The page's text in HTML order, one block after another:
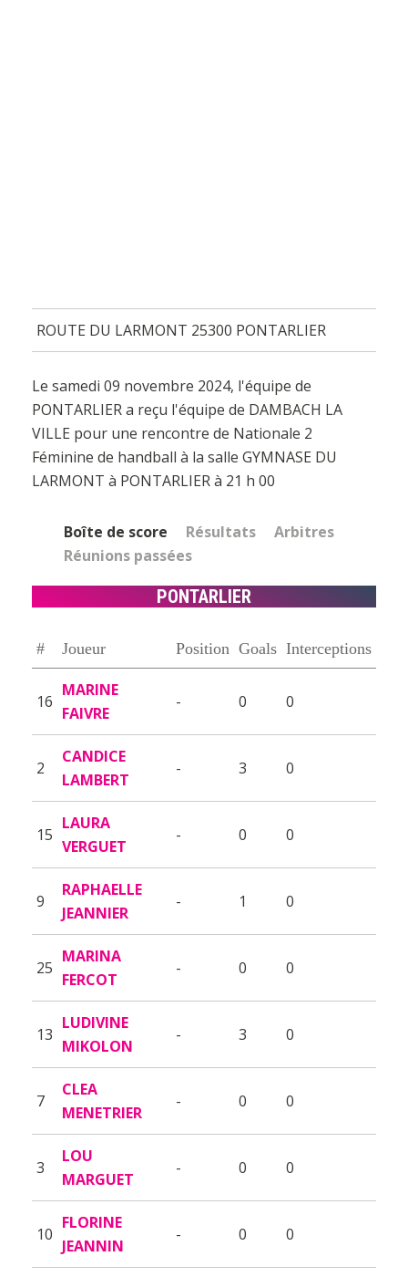
ROUTE DU LARMONT 25300 PONTARLIER
Le samedi 09 novembre 2024, l'équipe de
PONTARLIER a reçu l'équipe de DAMBACH LA
VILLE pour une rencontre de Nationale 2
Féminine de handball à la salle GYMNASE DU
LARMONT à PONTARLIER à 21 h 00
Boîte de score Résultats
Arbitres
Réunions passées
PONTARLIER
# Joueur Position Goals Interceptions
16
MARINE
FAIVRE
- 0 0
2
CANDICE
LAMBERT
- 3 0
15
LAURA
VERGUET
- 0 0
9
RAPHAELLE
JEANNIER
- 1 0
25
MARINA
FERCOT
- 0 0
13
LUDIVINE
MIKOLON
- 3 0
7
CLEA
MENETRIER
- 0 0
3
LOU
MARGUET
- 0 0
10
FLORINE
JEANNIN
- 0 0